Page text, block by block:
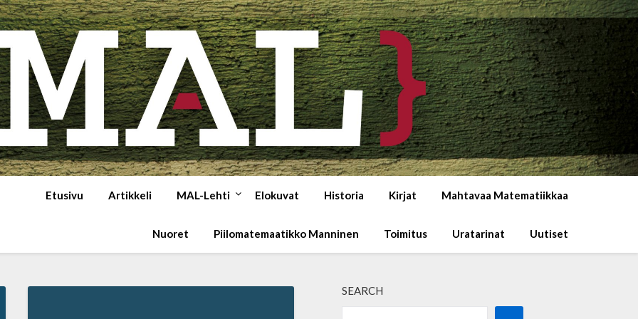
Etusivu Artikkeli MAL-Lehti Elokuvat Historia Kirjat Mahtavaa Matematiikkaa
Nuoret Piilomatemaatikko Manninen Toimitus Uratarinat Uutiset
SEARCH